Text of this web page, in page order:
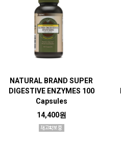
NATURAL BRAND SUPER
DIGESTIVE ENZYMES 100
Capsules
14,400원